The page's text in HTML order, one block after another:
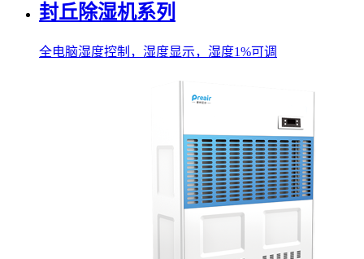
封丘除湿机系列
全电脑湿度控制，湿度显示，湿度1%可调